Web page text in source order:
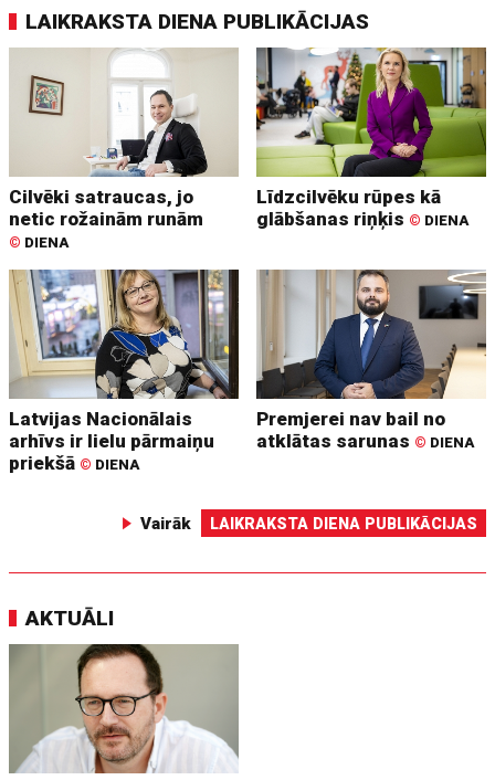
LAIKRAKSTA DIENA PUBLIKĀCIJAS
Cilvēki satraucas, jo
netic rožainām runām
© DIENA
Līdzcilvēku rūpes kā
glābšanas riņķis © DIENA
Latvijas Nacionālais
arhīvs ir lielu pārmaiņu
priekšā © DIENA
Premjerei nav bail no
atklātas sarunas © DIENA
Vairāk LAIKRAKSTA DIENA PUBLIKĀCIJAS
AKTUĀLI